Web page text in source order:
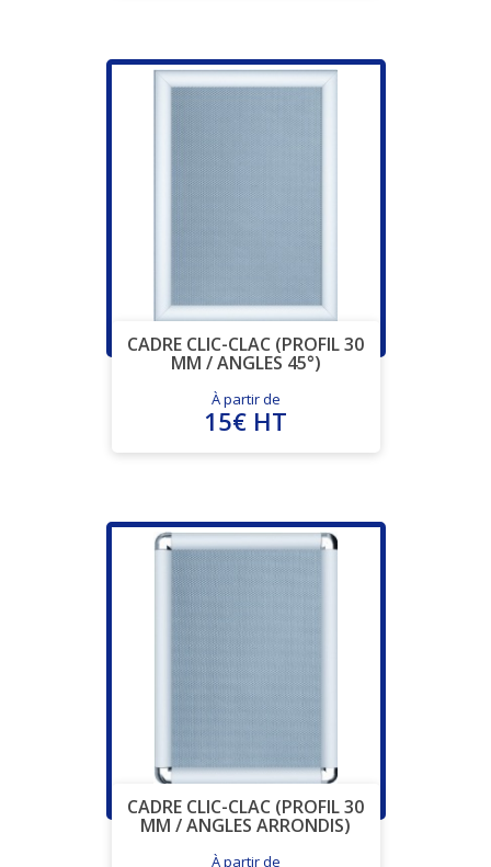
CADRE CLIC-CLAC (PROFIL 30
MM / ANGLES 45°)
À partir de
15€ HT
CADRE CLIC-CLAC (PROFIL 30
MM / ANGLES ARRONDIS)
À partir de